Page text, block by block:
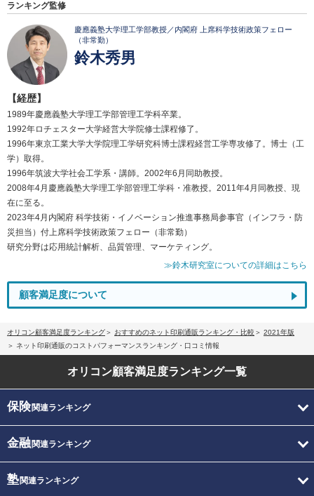
ランキング監修
慶應義塾大学理工学部教授／内閣府 上席科学技術政策フェロー
（非常勤）
鈴木秀男
【経歴】
1989年慶應義塾大学理工学部管理工学科卒業。
1992年ロチェスター大学経営大学院修士課程修了。
1996年東京工業大学大学院理工学研究科博士課程経営工学専攻修了。博士（工
学）取得。
1996年筑波大学社会工学系・講師。2002年6月同助教授。
2008年4月慶應義塾大学理工学部管理工学科・准教授。2011年4月同教授、現
在に至る。
2023年4月内閣府 科学技術・イノベーション推進事務局参事官（インフラ・防
災担当）付上席科学技術政策フェロー（非常勤）
研究分野は応用統計解析、品質管理、マーケティング。
≫鈴木研究室についての詳細はこちら
顧客満足度について
オリコン顧客満足度ランキング おすすめのネット印刷通販ランキング・比較
2021年版
ネット印刷通販のコストパフォーマンスランキング・口コミ情報
オリコン顧客満足度ランキング一覧
保険関連ランキング
金融関連ランキング
塾関連ランキング